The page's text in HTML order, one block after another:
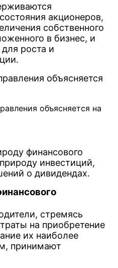
акционеров,
собственного
в бизнес, и
роста и
объясняется
финансового
инвестиций,
о дивидендах.
стремясь
на приобретение
их наиболее
принимают